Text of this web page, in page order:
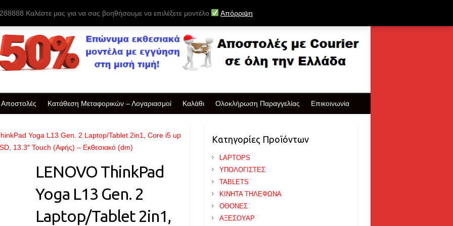
Καλέστε μας για να σας βοηθήσουμε να επιλέξετε μοντέλο Απόρριψη
Αποστολές Κατάθεση Μεταφορικών – Λογαριασμοί Καλάθι Ολοκλήρωση Παραγγελίας Επικοινωνία
Yoga L13 Gen. 2 Laptop/Tablet 2in1, Core i5 up
13.3″ Touch (Αφής) – Εκθεσιακό (dm)
LENOVO ThinkPad
Yoga L13 Gen. 2
Laptop/Tablet 2in1,
Κατηγορίες Προϊόντων
LAPTOPS
ΥΠΟΛΟΓΙΣΤΕΣ
TABLETS
ΚΙΝΗΤΑ ΤΗΛΕΦΩΝΑ
ΟΘΟΝΕΣ
ΑΞΕΣΟΥΑΡ